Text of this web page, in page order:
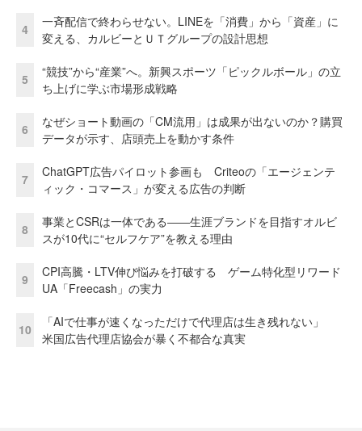
4
一斉配信で終わらせない。LINEを「消費」から「資産」に
変える、カルビーとＵＴグループの設計思想
5
“競技”から“産業”へ。新興スポーツ「ピックルボール」の立
ち上げに学ぶ市場形成戦略
6
なぜショート動画の「CM流用」は成果が出ないのか？購買
データが示す、店頭売上を動かす条件
7
ChatGPT広告パイロット参画も Criteoの「エージェンテ
ィック・コマース」が変える広告の判断
8
事業とCSRは一体である――生涯ブランドを目指すオルビ
スが10代に“セルフケア”を教える理由
9
CPI高騰・LTV伸び悩みを打破する ゲーム特化型リワード
UA「Freecash」の実力
10
「AIで仕事が速くなっただけで代理店は生き残れない」
米国広告代理店協会が暴く不都合な真実